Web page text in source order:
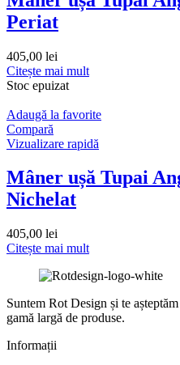
Periat
405,00 lei
Citește mai mult
Stoc epuizat
Adaugă la favorite
Compară
Vizualizare rapidă
Mâner ușă Tupai
Nichelat
405,00 lei
Citește mai mult
Suntem Rot Design și te
gamă largă de produse.
Informații